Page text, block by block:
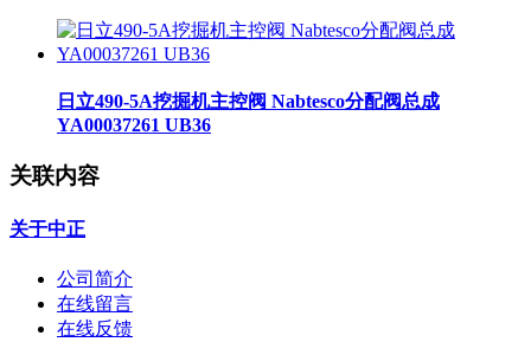
日立490-5A挖掘机主控阀 Nabtesco分配阀总成
YA00037261 UB36
关联内容
关于中正
公司简介
在线留言
在线反馈